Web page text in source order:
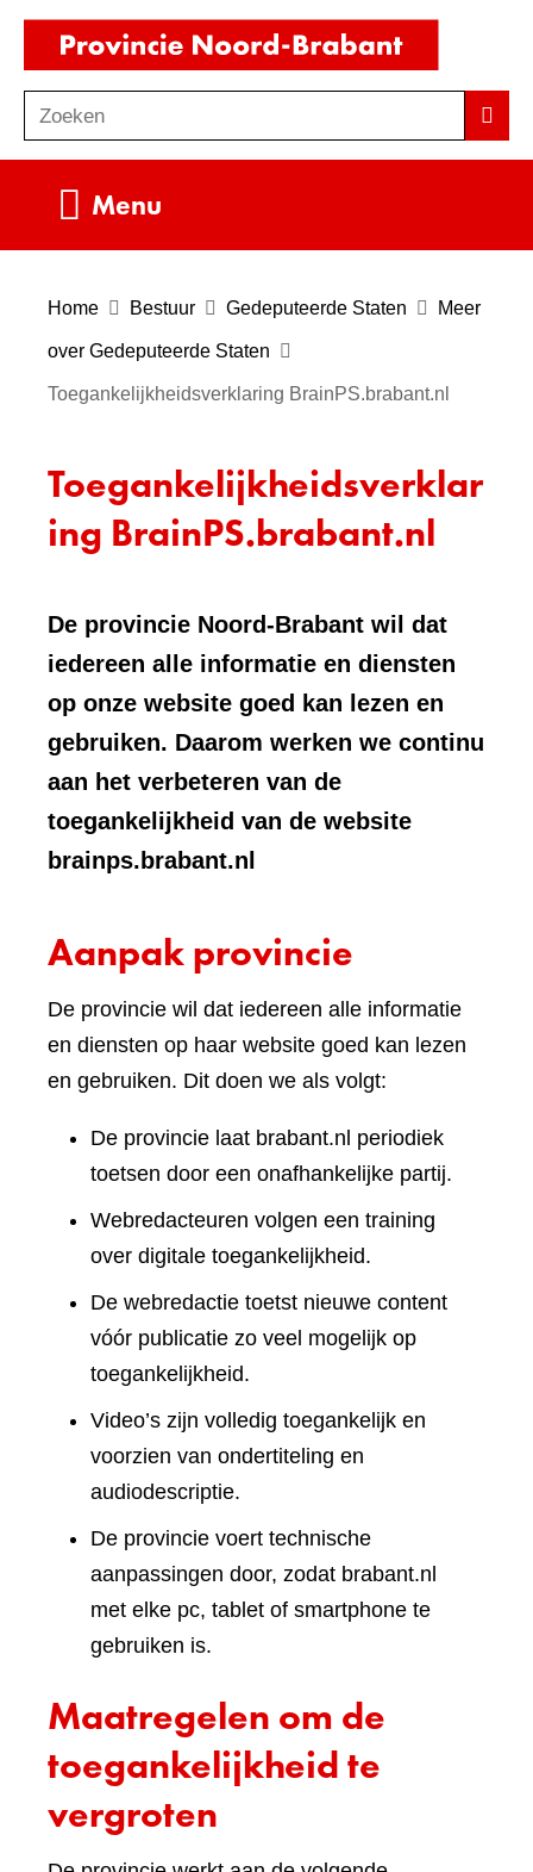
Ga
de
inhoud
o
e
Zoeken
Menu
Home Bestuur Gedeputeerde Staten Meer
over Gedeputeerde Staten
Toegankelijkheidsverklaring BrainPS.brabant.nl
Toegankelijkheidsverklar
ing BrainPS.brabant.nl
De provincie Noord-Brabant wil dat
iedereen alle informatie en diensten
op onze website goed kan lezen en
gebruiken. Daarom werken we continu
aan het verbeteren van de
toegankelijkheid van de website
brainps.brabant.nl
Aanpak provincie
De provincie wil dat iedereen alle informatie
en diensten op haar website goed kan lezen
en gebruiken. Dit doen we als volgt:
De provincie laat brabant.nl periodiek
toetsen door een onafhankelijke partij.
Webredacteuren volgen een training
over digitale toegankelijkheid.
De webredactie toetst nieuwe content
vóór publicatie zo veel mogelijk op
toegankelijkheid.
Video’s zijn volledig toegankelijk en
voorzien van ondertiteling en
audiodescriptie.
De provincie voert technische
aanpassingen door, zodat brabant.nl
met elke pc, tablet of smartphone te
gebruiken is.
Maatregelen om de
toegankelijkheid te
vergroten